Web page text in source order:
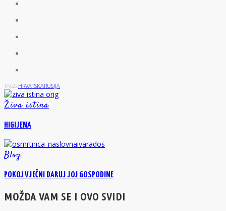
TAGS:HRVATSKARUSIJA
Živa istina
HIGIJENA
Blog
POKOJ VJEČNI DARUJ JOJ GOSPODINE
MOŽDA VAM SE I OVO SVIDI